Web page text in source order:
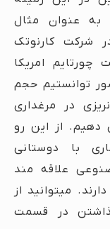
به عنوان مثال
شرکت کارنوتک
امریکا
توانستیم حجم
در مرغداری
دهیم. از این رو
با دوستانی
علاقه مند
میتوانید از
در قسمت